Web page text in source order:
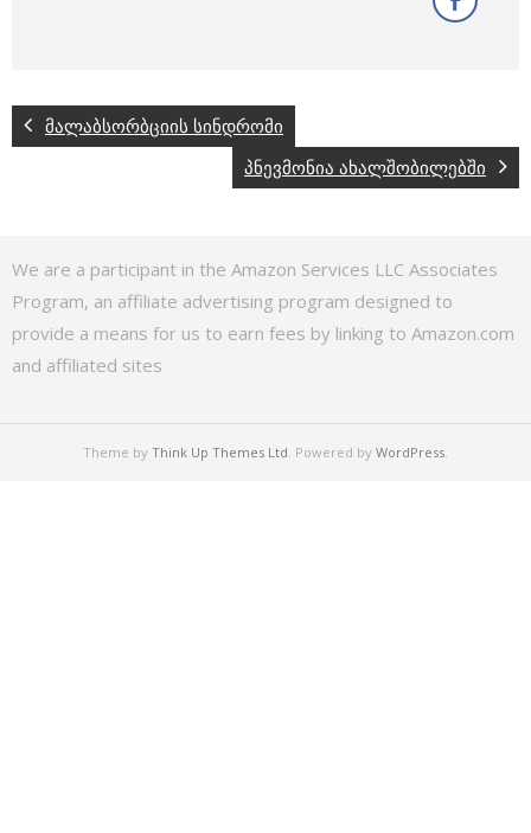
მალაბსორბციის სინდრომი
პნევმონია ახალშობილებში
We are a participant in the Amazon Services LLC Associates
Program, an affiliate advertising program designed to
provide a means for us to earn fees by linking to Amazon.com
and affiliated sites
Theme by Think Up Themes Ltd . Powered by WordPress